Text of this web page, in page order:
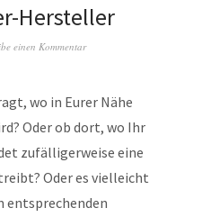
Hersteller
einen Kommentar
wo in Eurer Nähe
Oder ob dort, wo Ihr
zufälligerweise eine
Oder es vielleicht
entsprechenden